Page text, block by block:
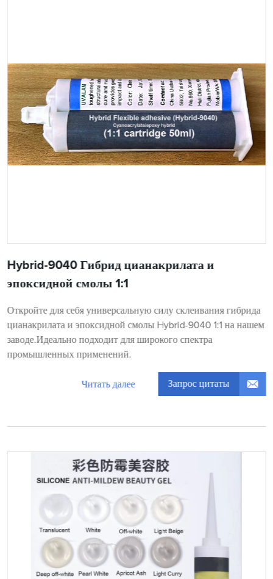
Hybrid-9040 Гибрид цианакрилата и
эпоксидной смолы 1:1
Откройте для себя универсальную силу склеивания гибрида
цианакрилата и эпоксидной смолы Hybrid-9040 1:1 на нашем
заводе.Идеально подходит для широкого спектра
промышленных применений.
Читать далее Запрос цитаты